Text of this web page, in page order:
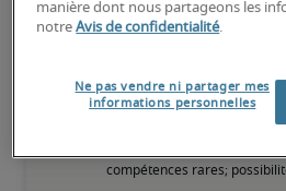
75ème
compétences rares;
manière dont nous partageons les
notreAvis de confidentialité.
Ne pas vendre ni partager mes
informations personnelles